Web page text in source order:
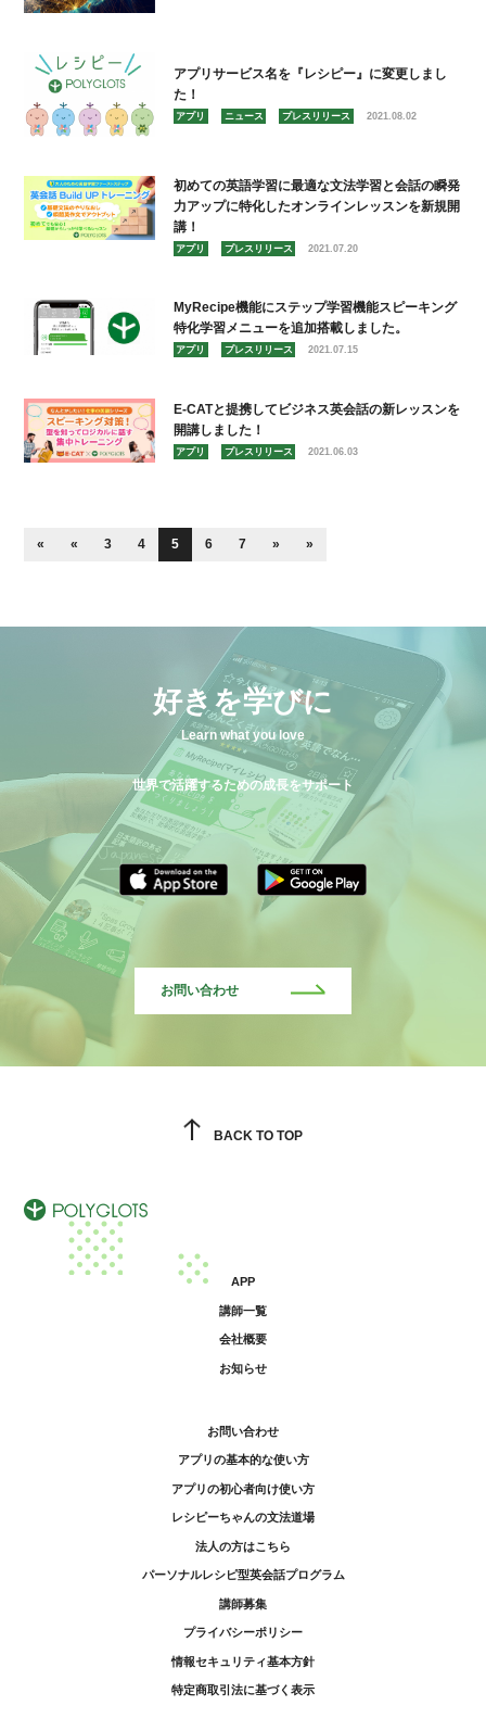
アプリサービス名を『レシピー』に変更しまし
た！
アプリ ニュース プレスリリース 2021.08.02
初めての英語学習に最適な文法学習と会話の瞬発
力アップに特化したオンラインレッスンを新規開
講！
アプリ プレスリリース 2021.07.20
MyRecipe機能にステップ学習機能スピーキング
特化学習メニューを追加搭載しました。
アプリ プレスリリース 2021.07.15
E-CATと提携してビジネス英会話の新レッスンを
開講しました！
アプリ プレスリリース 2021.06.03
« « 3 4 5 6 7 » »
好きを学びに
Learn what you love
世界で活躍するための成長をサポート
お問い合わせ
BACK TO TOP
APP
講師一覧
会社概要
お知らせ
お問い合わせ
アプリの基本的な使い方
アプリの初心者向け使い方
レシピーちゃんの文法道場
法人の方はこちら
パーソナルレシピ型英会話プログラム
講師募集
プライバシーポリシー
情報セキュリティ基本方針
特定商取引法に基づく表示